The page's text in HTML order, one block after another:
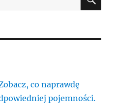
co naprawdę
pojemności.